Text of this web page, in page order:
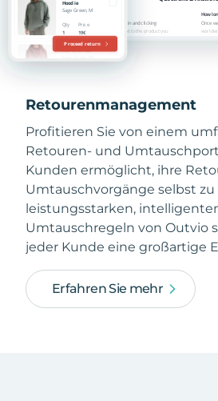
Retourenmanagement
Profitieren Sie von einem
Retouren- und
Kunden ermöglicht, ihre
Umtauschvorgänge selbst zu
leistungsstarken,
Umtauschregeln von Outvio
jeder Kunde eine großartige
Erfahren Sie mehr